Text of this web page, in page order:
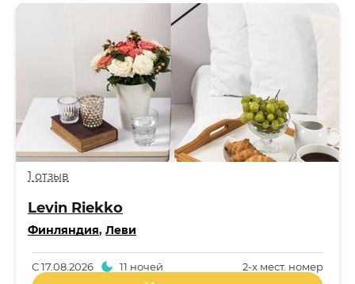
1 отзыв
Levin Riekko
Финляндия, Леви
2-x мест. номер
С17.08.2026 11 ночей